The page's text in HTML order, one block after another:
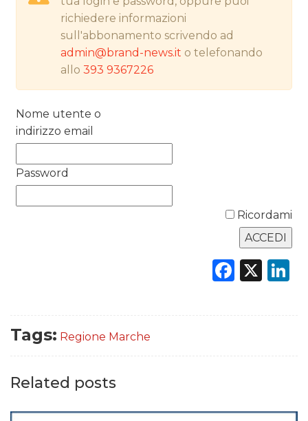
RICERCHE
PREVISIONI/SCENARI
NORMATIVE
CASE HISTORY
richiedere informazioni
sull'abbonamento scrivendo ad
admin@brand-news.it o telefonando
allo393 9367226
Nome utente o
indirizzo email
Password
Ricordami
X
Tags: Regione Marche
Related posts